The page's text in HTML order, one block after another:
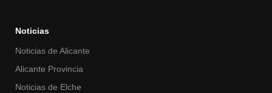
Noticias
Noticias de Alicante
Alicante Provincia
Noticias de Elche